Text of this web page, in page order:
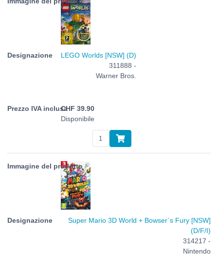
LEGO Worlds [NSW] (D)
311888 -
Warner Bros.
CHF 39.90
Disponibile
Super Mario 3D World + Bowser`s Fury [NSW]
(D/F/I)
314217 -
Nintendo